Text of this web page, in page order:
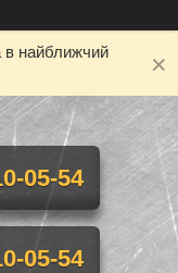
в найближчий
05-54
05-54